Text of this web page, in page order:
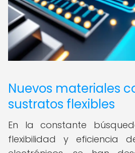
Nuevos materiales
sustratos flexibles
En la constante
flexibilidad y eficiencia